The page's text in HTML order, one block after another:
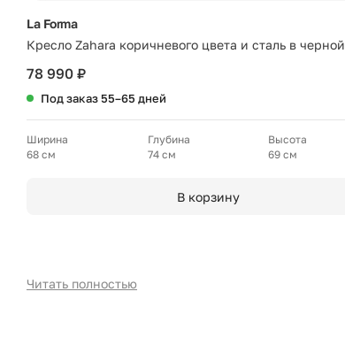
La Forma
Кресло Zahara коричневого цвета и сталь в черной
отделке
78 990 ₽
Под заказ 55–65 дней
Ширина
68 см
Глубина
74 см
Высота
69 см
В корзину
Читать полностью